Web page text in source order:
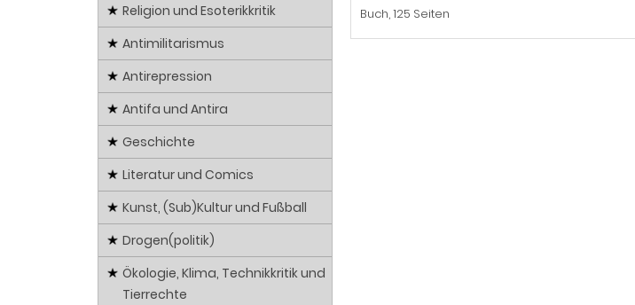
Buch, 125 Seiten
Religion und Esoterikkritik
Antimilitarismus
Antirepression
Antifa und Antira
Geschichte
Literatur und Comics
Kunst, (Sub)Kultur und Fußball
Drogen(politik)
Ökologie, Klima, Technikkritik und
Tierrechte